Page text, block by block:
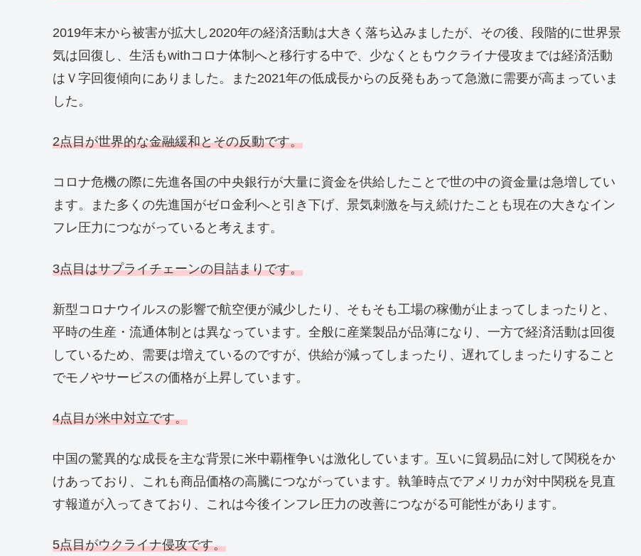
2019年末から被害が拡大し2020年の経済活動は大きく落ち込みましたが、その後、段階的に世界景
気は回復し、生活もwithコロナ体制へと移行する中で、少なくともウクライナ侵攻までは経済活動
はＶ字回復傾向にありました。また2021年の低成長からの反発もあって急激に需要が高まっていま
した。
2点目が世界的な金融緩和とその反動です。
コロナ危機の際に先進各国の中央銀行が大量に資金を供給したことで世の中の資金量は急増してい
ます。また多くの先進国がゼロ金利へと引き下げ、景気刺激を与え続けたことも現在の大きなイン
フレ圧力につながっていると考えます。
3点目はサプライチェーンの目詰まりです。
新型コロナウイルスの影響で航空便が減少したり、そもそも工場の稼働が止まってしまったりと、
平時の生産・流通体制とは異なっています。全般に産業製品が品薄になり、一方で経済活動は回復
しているため、需要は増えているのですが、供給が減ってしまったり、遅れてしまったりすること
でモノやサービスの価格が上昇しています。
4点目が米中対立です。
中国の驚異的な成長を主な背景に米中覇権争いは激化しています。互いに貿易品に対して関税をか
けあっており、これも商品価格の高騰につながっています。執筆時点でアメリカが対中関税を見直
す報道が入ってきており、これは今後インフレ圧力の改善につながる可能性があります。
5点目がウクライナ侵攻です。